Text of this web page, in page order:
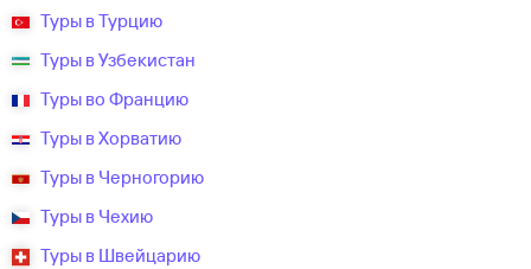
Туры в Турцию
Туры в Узбекистан
Туры во Францию
Туры в Хорватию
Туры в Черногорию
Туры в Чехию
Туры в Швейцарию